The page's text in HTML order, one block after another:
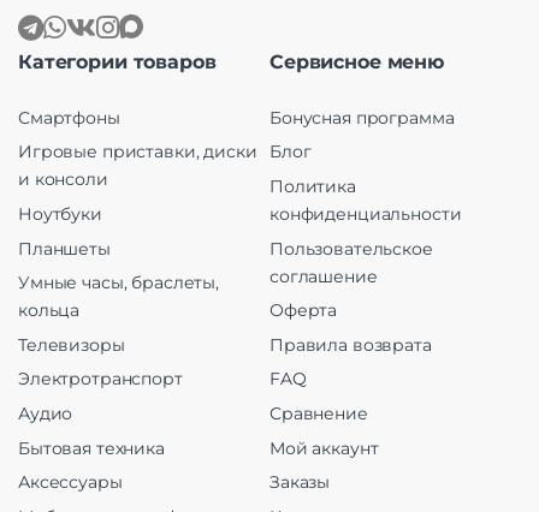
Категории товаров
Смартфоны
Игровые приставки, диски
и консоли
Ноутбуки
Планшеты
Умные часы, браслеты,
кольца
Телевизоры
Электротранспорт
Аудио
Бытовая техника
Аксессуары
Сервисное меню
Бонусная программа
Блог
Политика
конфиденциальности
Пользовательское
соглашение
Оферта
Правила возврата
FAQ
Сравнение
Мой аккаунт
Заказы